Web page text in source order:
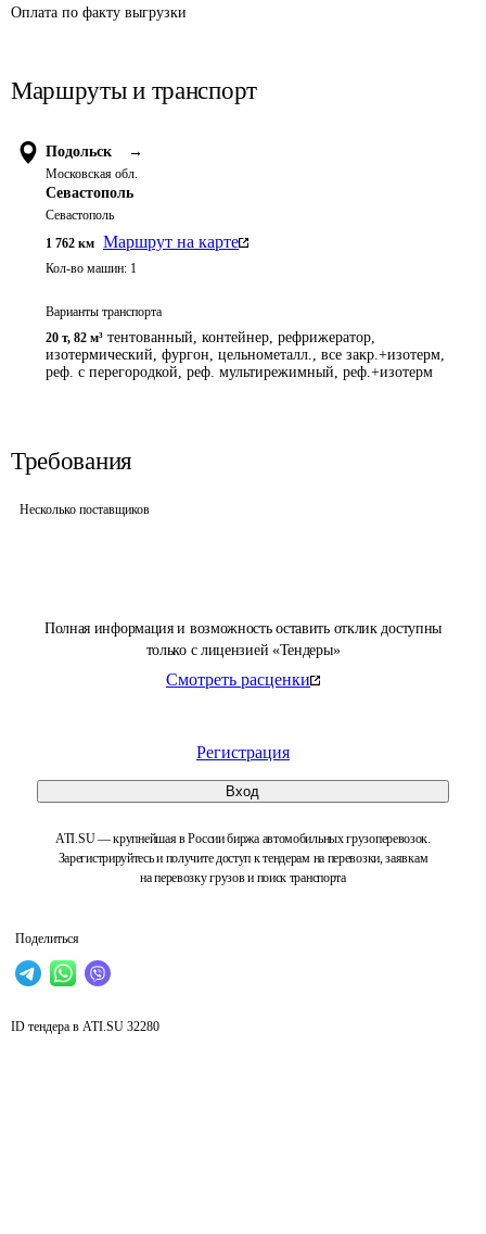
Полная информация и возможность оставить отклик доступны
только с лицензией «Тендеры»
Смотреть расценки
Регистрация
Вход
ATI.SU — крупнейшая в России биржа автомобильных грузоперевозок.
Зарегистрируйтесь и получите доступ к тендерам на перевозки, заявкам
на перевозку грузов и поиск транспорта
Поделиться
Оплата по факту выгрузки
Маршруты и транспорт
Подольск →
Московская обл.
Севастополь
Севастополь
1 762 км Маршрут на карте
Кол-во машин: 1
Варианты транспорта
20 т, 82 м³ тентованный, контейнер, рефрижератор,
изотермический, фургон, цельнометалл., все закр.+изотерм,
реф. с перегородкой, реф. мультирежимный, реф.+изотерм
Требования
Несколько поставщиков
ID тендера в ATI.SU 32280